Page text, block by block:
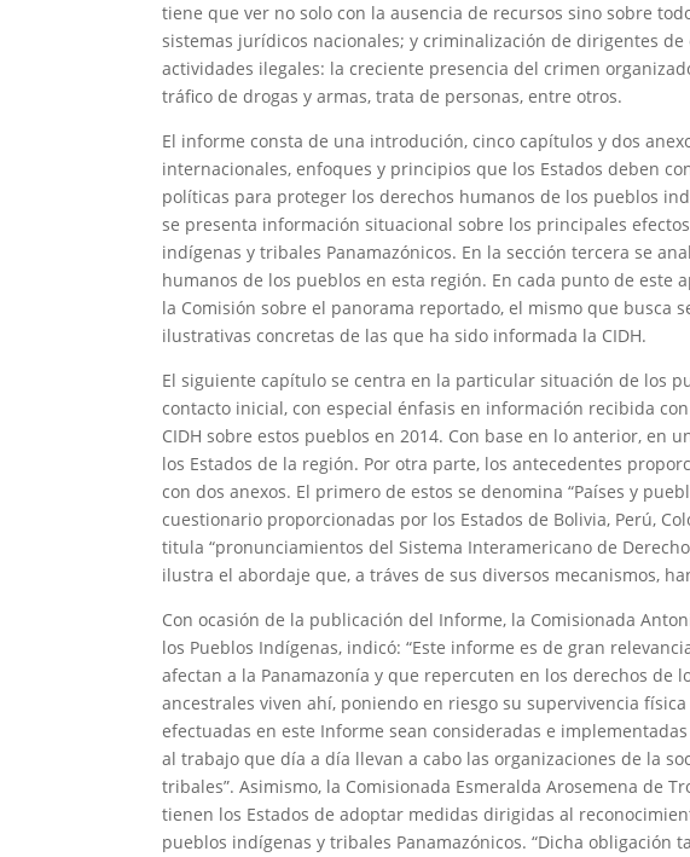
tiene que ver no solo con la ausencia de recursos sino sobre
sistemas jurídicos nacionales; y criminalización de dirigentes
actividades ilegales: la creciente presencia del crimen
tráfico de drogas y armas, trata de personas, entre otros.
El informe consta de una introdución, cinco capítulos y dos
internacionales, enfoques y principios que los Estados deben
políticas para proteger los derechos humanos de los pueblos
se presenta información situacional sobre los principales
indígenas y tribales Panamazónicos. En la sección tercera se
humanos de los pueblos en esta región. En cada punto de este
la Comisión sobre el panorama reportado, el mismo que busca
ilustrativas concretas de las que ha sido informada la CIDH.
El siguiente capítulo se centra en la particular situación de los
contacto inicial, con especial énfasis en información recibida
CIDH sobre estos pueblos en 2014. Con base en lo anterior, en
los Estados de la región. Por otra parte, los antecedentes
con dos anexos. El primero de estos se denomina “Países y
cuestionario proporcionadas por los Estados de Bolivia, Perú,
titula “pronunciamientos del Sistema Interamericano de
ilustra el abordaje que, a tráves de sus diversos mecanismos,
Con ocasión de la publicación del Informe, la Comisionada
los Pueblos Indígenas, indicó: “Este informe es de gran
afectan a la Panamazonía y que repercuten en los derechos de
ancestrales viven ahí, poniendo en riesgo su supervivencia
efectuadas en este Informe sean consideradas e
al trabajo que día a día llevan a cabo las organizaciones de la
tribales”. Asimismo, la Comisionada Esmeralda Arosemena de
tienen los Estados de adoptar medidas dirigidas al
pueblos indígenas y tribales Panamazónicos. “Dicha